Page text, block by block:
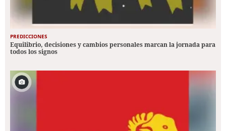
PREDICCIONES
Equilibrio, decisiones y cambios personales marcan la jornada para
todos los signos